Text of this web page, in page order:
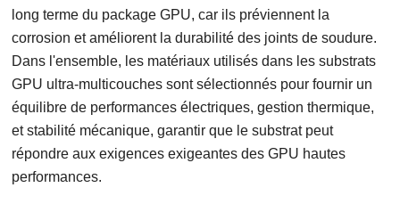
long terme du package GPU, car ils préviennent la
corrosion et améliorent la durabilité des joints de soudure.
Dans l'ensemble, les matériaux utilisés dans les substrats
GPU ultra-multicouches sont sélectionnés pour fournir un
équilibre de performances électriques, gestion thermique,
et stabilité mécanique, garantir que le substrat peut
répondre aux exigences exigeantes des GPU hautes
performances.